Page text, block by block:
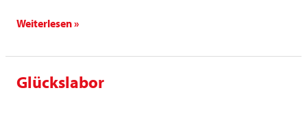
Weiterlesen »
Glückslabor
Glückslabor